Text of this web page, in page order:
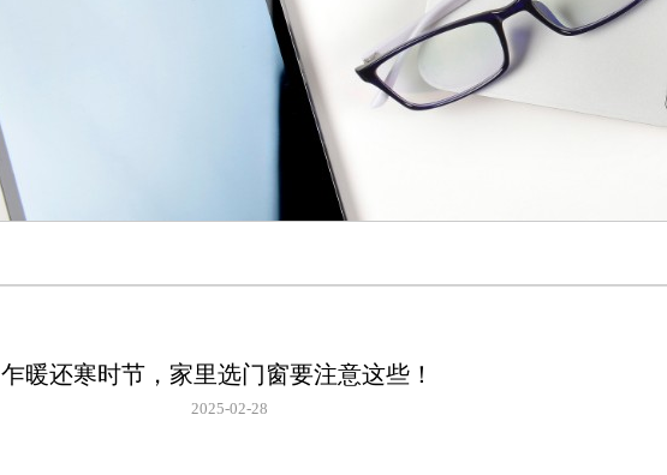
乍暖还寒时节，家里选门窗要注意这些！
2025-02-28